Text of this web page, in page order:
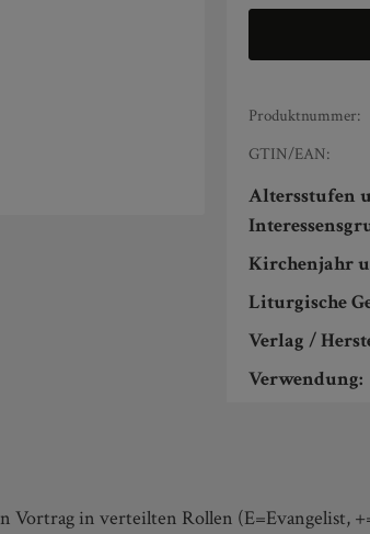
Produktnummer:
GTIN/EAN:
Altersstufen
Kirchenjahr
Liturgische
Verlag /
Verwendung:
Vortrag in verteilten Rollen (E=Evangelist,